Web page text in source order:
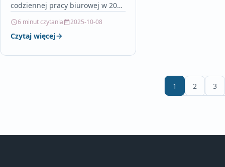
codziennej pracy biurowej w 2024
wszystkich niezbędnych
informacji. Dowiesz się,…
6 minut czytania 2025-10-08
Czytaj więcej
1 2 3